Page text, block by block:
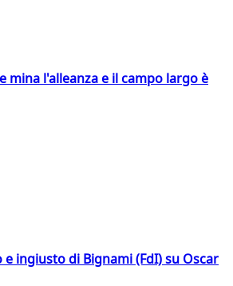
mina l'alleanza e il campo largo è
ingiusto di Bignami (FdI) su Oscar